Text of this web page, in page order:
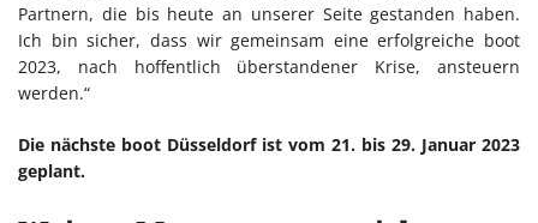
Partnern, die bis heute an unserer Seite gestanden haben.
Ich bin sicher, dass wir gemeinsam eine erfolgreiche boot
2023, nach hoffentlich überstandener Krise, ansteuern
werden.“
Die nächste boot Düsseldorf ist vom 21. bis 29. Januar 2023
geplant.